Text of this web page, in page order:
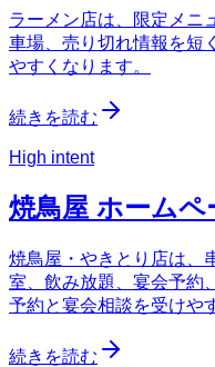
ラーメン店は、限定メニ
車場、売り切れ情報を短
やすくなります。
続きを読む
High intent
焼鳥屋 ホームペ
焼鳥屋・やきとり店は、
室、飲み放題、宴会予約
予約と宴会相談を受けや
続きを読む